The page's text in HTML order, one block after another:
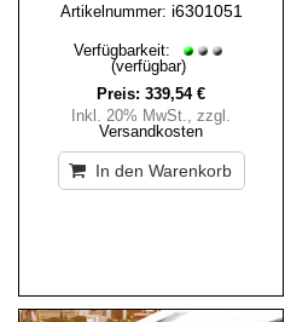
Artikelnummer: i6301051
Verfügbarkeit:
(verfügbar)
Preis: 339,54 €
Inkl. 20% MwSt., zzgl.
Versandkosten
In den Warenkorb